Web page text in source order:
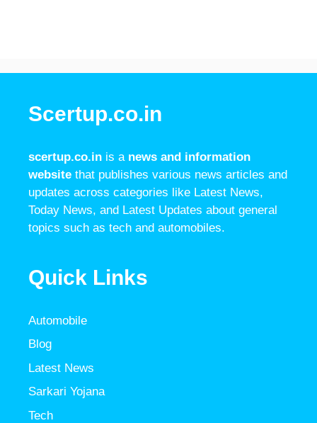
Scertup.co.in
scertup.co.in is a news and information
website that publishes various news articles and
updates across categories like Latest News,
Today News, and Latest Updates about general
topics such as tech and automobiles.
Quick Links
Automobile
Blog
Latest News
Sarkari Yojana
Tech